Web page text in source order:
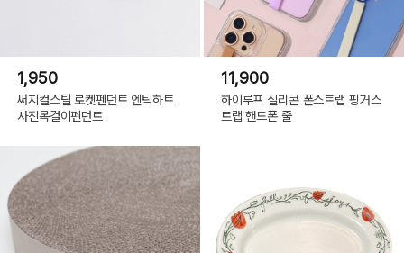
1,950
써지컬스틸 로켓펜던트 엔틱하트
사진목걸이펜던트
11,900
하이루프 실리콘 폰스트랩 핑거스
트랩 핸드폰 줄